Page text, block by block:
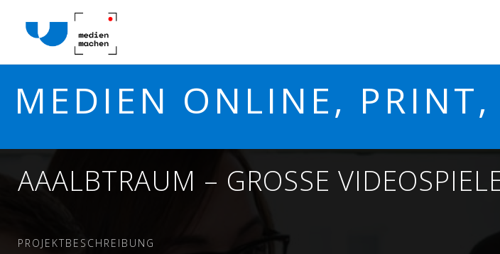
MEDIEN ONLINE, PRINT,
AAALBTRAUM – GROSSE
PROJEKTBESCHREIBUNG